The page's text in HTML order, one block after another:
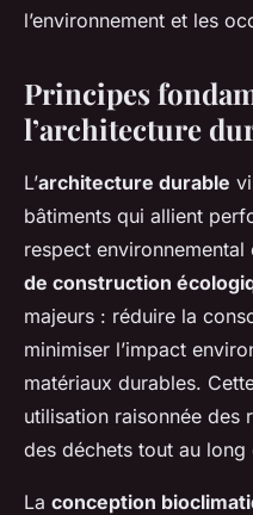
l’environnement et les
Principes
l’architecture
L’architecture durable
bâtiments qui allient
respect environnemental
de construction
majeurs : réduire la
minimiser l’impact
matériaux durables.
utilisation raisonnée des
des déchets tout au
La conception